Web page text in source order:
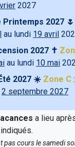
2027
2027 🌷
au lundi 19 avril
2027 ✝️
au lundi 10 mai
2027 ☀️ Zone C
2 septembre 2027
a lieu
pas cours le samedi